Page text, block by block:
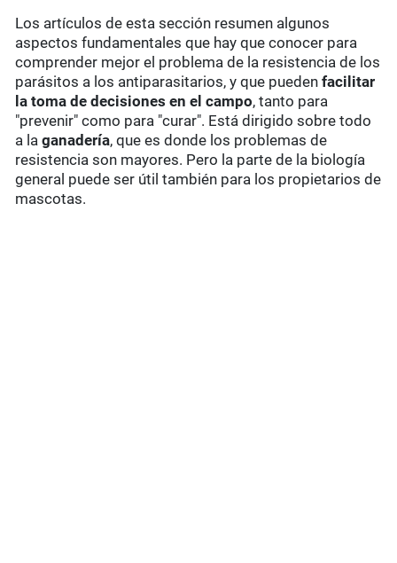
Los artículos de esta sección resumen algunos
aspectos fundamentales que hay que conocer para
comprender mejor el problema de la resistencia de los
parásitos a los antiparasitarios, y que puedenfacilitar
la toma de decisiones en el campo, tanto para
"prevenir" como para "curar". Está dirigido sobre todo
a laganadería, que es donde los problemas de
resistencia son mayores. Pero la parte de la biología
general puede ser útil también para los propietarios de
mascotas.